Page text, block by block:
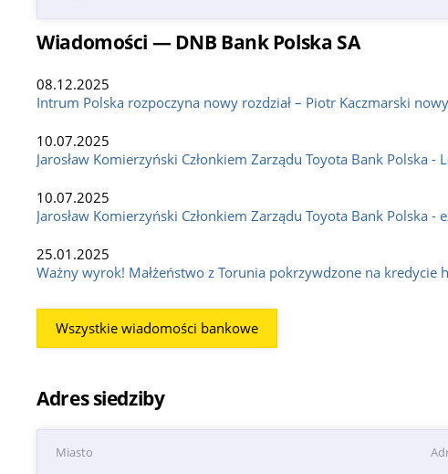
Wiadomości — DNB Bank Polska SA
08.12.2025
Intrum Polska rozpoczyna nowy rozdział – Piotr Kaczmarski
10.07.2025
Jarosław Komierzyński Członkiem Zarządu Toyota Bank Polska -
10.07.2025
Jarosław Komierzyński Członkiem Zarządu Toyota Bank Polska -
25.01.2025
Ważny wyrok! Małżeństwo z Torunia pokrzywdzone na kredycie
Wszystkie wiadomości bankowe
Adres siedziby
Miasto